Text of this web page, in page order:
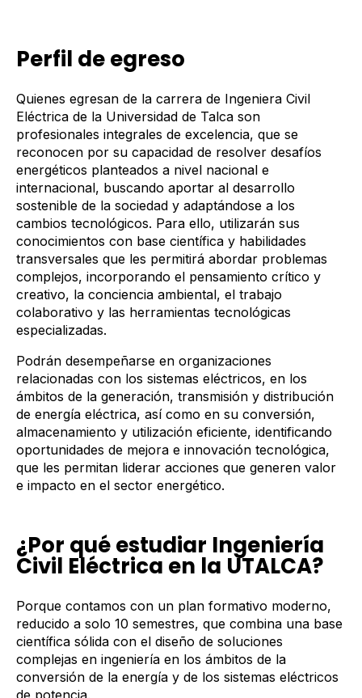
Perfil de egreso
Quienes egresan de la carrera de Ingeniera Civil
Eléctrica de la Universidad de Talca son
profesionales integrales de excelencia, que se
reconocen por su capacidad de resolver desafíos
energéticos planteados a nivel nacional e
internacional, buscando aportar al desarrollo
sostenible de la sociedad y adaptándose a los
cambios tecnológicos. Para ello, utilizarán sus
conocimientos con base científica y habilidades
transversales que les permitirá abordar problemas
complejos, incorporando el pensamiento crítico y
creativo, la conciencia ambiental, el trabajo
colaborativo y las herramientas tecnológicas
especializadas.
Podrán desempeñarse en organizaciones
relacionadas con los sistemas eléctricos, en los
ámbitos de la generación, transmisión y distribución
de energía eléctrica, así como en su conversión,
almacenamiento y utilización eficiente, identificando
oportunidades de mejora e innovación tecnológica,
que les permitan liderar acciones que generen valor
e impacto en el sector energético.
¿Por qué estudiar Ingeniería
Civil Eléctrica en la UTALCA?
Porque contamos con un plan formativo moderno,
reducido a solo 10 semestres, que combina una base
científica sólida con el diseño de soluciones
complejas en ingeniería en los ámbitos de la
conversión de la energía y de los sistemas eléctricos
de potencia.